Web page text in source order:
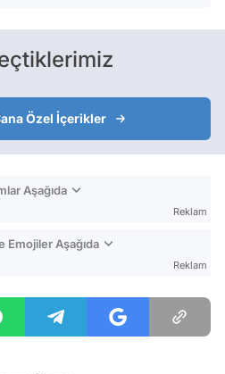
Özel İçerikler
Aşağıda
Reklam
Emojiler Aşağıda
Reklam